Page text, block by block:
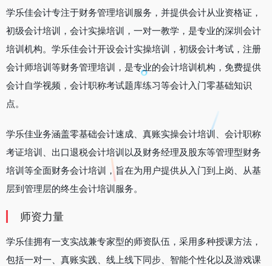
学乐佳会计专注于财务管理培训服务，并提供会计从业资格证，
初级会计培训，会计实操培训，一对一教学，是专业的深圳会计
培训机构。学乐佳会计开设会计实操培训，初级会计考试，注册
会计师培训等财务管理培训，是专业的会计培训机构，免费提供
会计自学视频，会计职称考试题库练习等会计入门零基础知识
点。
学乐佳‌业务涵盖零基础会计速成、真账实操会计培训、会计职称
考证培训、出口退税会计培训以及财务经理及股东等管理型财务
培训等全面财务会计培训，旨在为用户提供从入门到上岗、从基
层到管理层的终生会计培训服务‌。
师资力量
学乐佳拥有一支实战兼专家型的师资队伍，采用多种授课方法，
包括一对一、真账实践、线上线下同步、智能个性化以及游戏课